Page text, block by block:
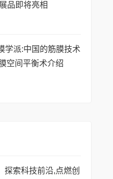
品即将亮相
学派:中国的筋膜技术
空间平衡术介绍
探索科技前沿,点燃创